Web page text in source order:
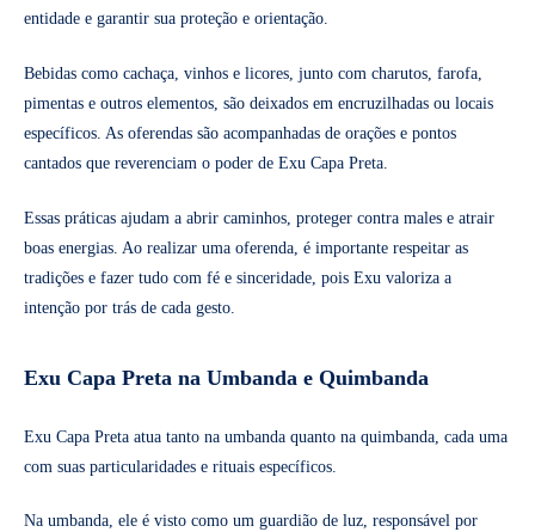
entidade e garantir sua proteção e orientação.
Bebidas como cachaça, vinhos e licores, junto com charutos, farofa,
pimentas e outros elementos, são deixados em encruzilhadas ou locais
específicos. As oferendas são acompanhadas de orações e pontos
cantados que reverenciam o poder de Exu Capa Preta.
Essas práticas ajudam a abrir caminhos, proteger contra males e atrair
boas energias. Ao realizar uma oferenda, é importante respeitar as
tradições e fazer tudo com fé e sinceridade, pois Exu valoriza a
intenção por trás de cada gesto.
Exu Capa Preta na Umbanda e Quimbanda
Exu Capa Preta atua tanto na umbanda quanto na quimbanda, cada uma
com suas particularidades e rituais específicos.
Na umbanda, ele é visto como um guardião de luz, responsável por